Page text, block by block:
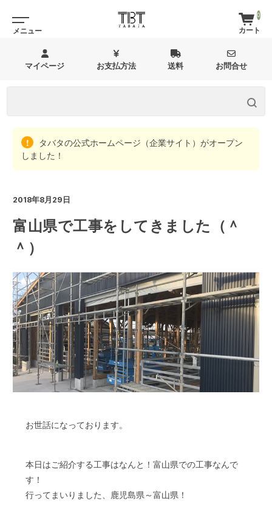
0
マイページ お支払方法 送料 お問合せ
タバタの公式ホームページ（企業サイト）がオープン
しました！
2018年8月29日
富山県で工事をしてきました（＾
＾）
お世話になっております。
本日はご紹介する工事はなんと！富山県での工事なんで
す！
行ってまいりました、鹿児島県～富山県！